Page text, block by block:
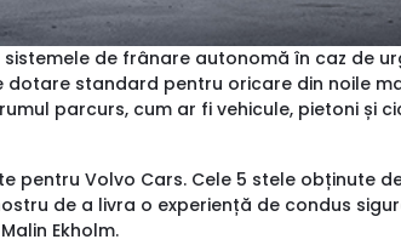
de frânare autonomă în caz de
standard pentru oricare din noile
parcurs, cum ar fi vehicule, pietoni și
Volvo Cars. Cele 5 stele obținute
de a livra o experiență de condus
Ekholm.